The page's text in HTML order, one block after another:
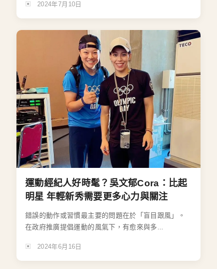
2024年7月10日
運動經紀人好時髦？吳文郁Cora：比起
明星 年輕新秀需要更多心力與關注
錯誤的動作或習慣最主要的問題在於「盲目跟風」。
在政府推廣提倡運動的風氣下，有愈來與多...
2024年6月16日